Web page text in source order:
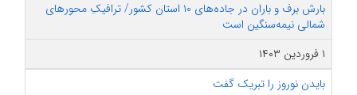
بارش برف و باران در جاده‌های ۱۰ استان کشور/ ترافیکِ محورهای
شمالی نیمه‌سنگین است
۱ فروردین ۱۴۰۳
بایدن نوروز را تبریک گفت